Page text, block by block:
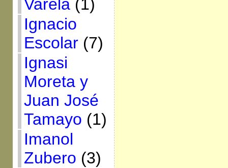
Varela(1)
Ignacio
Escolar(7)
Ignasi
Moreta y
Juan José
Tamayo (1)
Imanol
Zubero (3)